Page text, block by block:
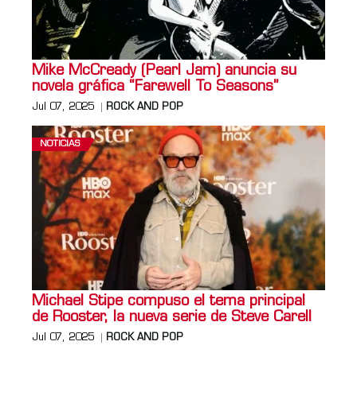
Mike McCready (Pearl Jam) anuncia su
novela gráfica “Farewell To Seasons”
Jul 07, 2025 ROCK AND POP
NOTICIAS
Michael Stipe compuso el tema principal
de Rooster, la nueva serie de Steve Carell
Jul 07, 2025 ROCK AND POP